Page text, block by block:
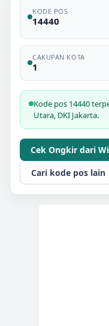
KODE POS
14440
CAKUPAN KOTA
1
Kode pos 14440
Utara, DKI Jakarta.
Cek Ongkir dari
Cari kode pos lain